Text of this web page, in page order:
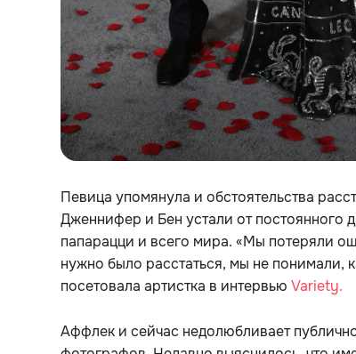
Певица упомянула и обстоятельства
Дженнифер и Бен устали от постоянного
папарацци и всего мира. «Мы потеряли
нужно было расстаться, мы не понимали,
посетовала артистка в интервью Variety.
Аффлек и сейчас недолюбливает